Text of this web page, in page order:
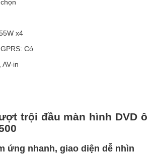
x4
Có
in
trội đầu màn hình DVD ô
ứng nhanh, giao diện dễ nhìn